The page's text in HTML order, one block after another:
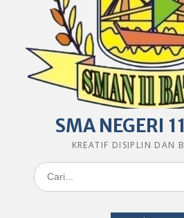
SMA NEGERI
KREATIF DISIPLIN DAN
Search
for: